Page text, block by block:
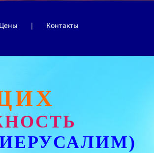
Контакты